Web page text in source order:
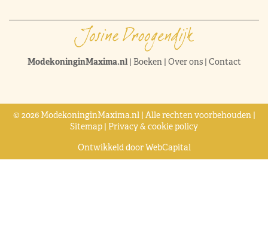
ModekoninginMaxima.nl| Boeken| Over ons| Contact
© 2026 ModekoninginMaxima.nl | Alle rechten voorbehouden |
Sitemap | Privacy & cookie policy
Ontwikkeld doorWebCapital